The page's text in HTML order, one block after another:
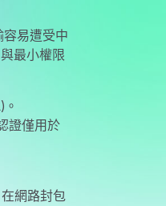
易遭受中
最小權限
證僅用於
網路封包